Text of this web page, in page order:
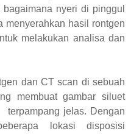
nyeri di pinggul
menyerahkan hasil rontgen
melakukan analisa dan
dan CT scan di sebuah
membuat gambar siluet
jelas. Dengan
lokasi disposisi